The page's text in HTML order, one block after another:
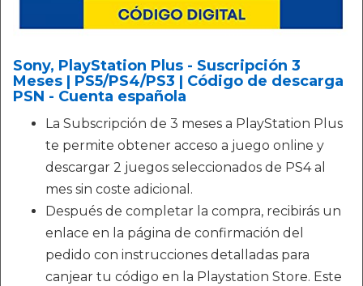
Sony, PlayStation Plus - Suscripción 3
Meses | PS5/PS4/PS3 | Código de descarga
PSN - Cuenta española
La Subscripción de 3 meses a PlayStation Plus
te permite obtener acceso a juego online y
descargar 2 juegos seleccionados de PS4 al
mes sin coste adicional.
Después de completar la compra, recibirás un
enlace en la página de confirmación del
pedido con instrucciones detalladas para
canjear tu código en la Playstation Store. Este